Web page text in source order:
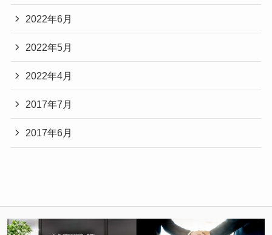
2022年6月
2022年5月
2022年4月
2017年7月
2017年6月